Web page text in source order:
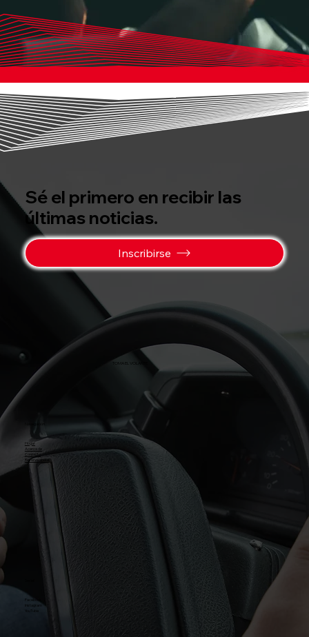
Sé el primero en recibir las
últimas noticias.
Inscribirse
TOMA EL VOLANTE
Hogar
Acerca de
Contacto
Reserva ahora
Facebook
Instagram
YouTube